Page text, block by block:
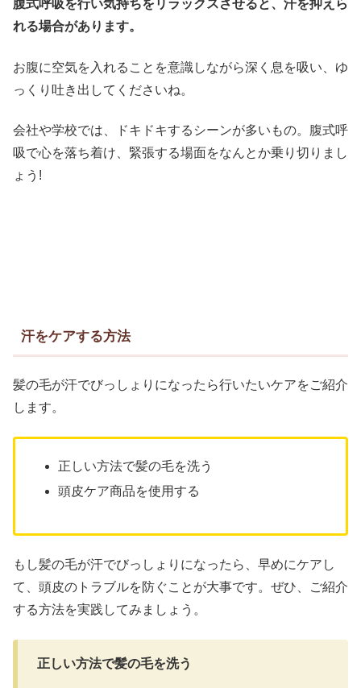
腹式呼吸を行い気持ちをリラックスさせると、汗を抑えら
れる場合があります。
お腹に空気を入れることを意識しながら深く息を吸い、ゆ
っくり吐き出してくださいね。
会社や学校では、ドキドキするシーンが多いもの。腹式呼
吸で心を落ち着け、緊張する場面をなんとか乗り切りまし
ょう!
汗をケアする方法
髪の毛が汗でびっしょりになったら行いたいケアをご紹介
します。
正しい方法で髪の毛を洗う
頭皮ケア商品を使用する
もし髪の毛が汗でびっしょりになったら、早めにケアし
て、頭皮のトラブルを防ぐことが大事です。ぜひ、ご紹介
する方法を実践してみましょう。
正しい方法で髪の毛を洗う